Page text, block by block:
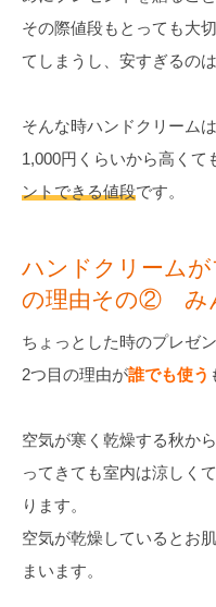
その際値段もとっても大
てしまうし、安すぎるの
そんな時ハンドクリーム
1,000円くらいから高くて
ントできる値段です。
ハンドクリーム
の理由その② み
ちょっとした時のプレゼ
2つ目の理由が誰でも使う
空気が寒く乾燥する秋か
ってきても室内は涼しく
ります。
空気が乾燥しているとお
まいます。